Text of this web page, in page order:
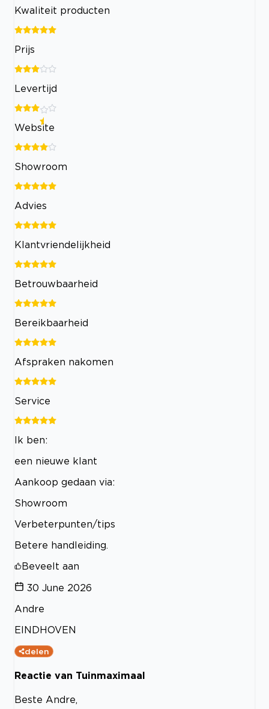
Kwaliteit producten
Prijs
Levertijd
Website
Showroom
Advies
Klantvriendelijkheid
Betrouwbaarheid
Bereikbaarheid
Afspraken nakomen
Service
Ik ben:
een nieuwe klant
Aankoop gedaan via:
Showroom
Verbeterpunten/tips
Betere handleiding.
Beveelt aan
30 June 2026
Andre
EINDHOVEN
delen
Reactie van Tuinmaximaal
Beste Andre,